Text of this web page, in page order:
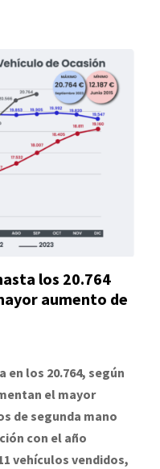
los 20.764
aumento de
en los 20.764, según
el mayor
de segunda mano
con el año
vehículos vendidos,